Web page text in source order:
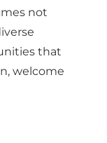
not
that
welcome